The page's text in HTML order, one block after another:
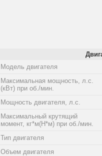
Модель двигателя
Максимальная мощность, л.с.
(кВт) при об./мин.
Мощность двигателя, л.с.
Максимальный крутящий
момент, кг*м(Н*м) при об./мин.
Тип двигателя
Объем двигателя